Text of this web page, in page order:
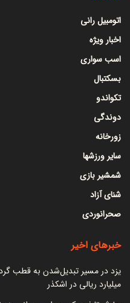
اتومبیل رانی
اخبار ویژه
اسب سواری
بسکتبال
تکواندو
دوندگی
زورخانه
سایر ورزشها
شمشیر بازی
شنای آزاد
صحرانوردی
خبرهای اخیر
میلیارد ریالی در اشکذر